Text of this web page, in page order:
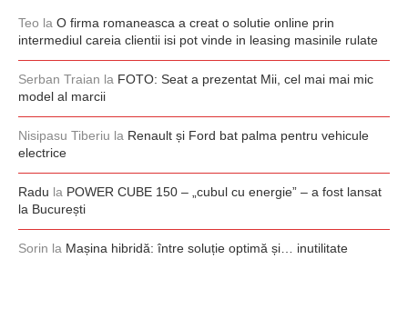
Teo la O firma romaneasca a creat o solutie online prin
intermediul careia clientii isi pot vinde in leasing masinile rulate
Serban Traian la FOTO: Seat a prezentat Mii, cel mai mai mic
model al marcii
Nisipasu Tiberiu la Renault și Ford bat palma pentru vehicule
electrice
Radu la POWER CUBE 150 – „cubul cu energie” – a fost lansat
la București
Sorin la Mașina hibridă: între soluție optimă și… inutilitate